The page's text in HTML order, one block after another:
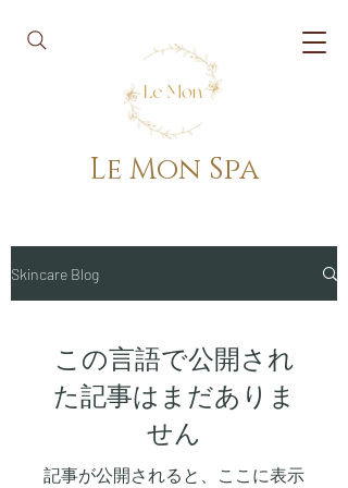
Le Mon Spa
Skincare Blog
この言語で公開され
た記事はまだありま
せん
記事が公開されると、ここに表示